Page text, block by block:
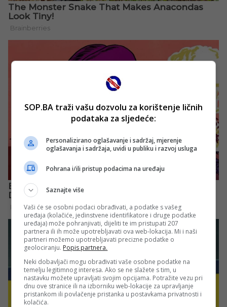
SOP.BA traži vašu dozvolu za korištenje ličnih
podataka za sljedeće:
Personalizirano oglašavanje i sadržaj, mjerenje
oglašavanja i sadržaja, uvidi u publiku i razvoj usluga
Pohrana i/ili pristup podacima na uređaju
Saznajte više
Vaši će se osobni podaci obrađivati, a podatke s vašeg
uređaja (kolačiće, jedinstvene identifikatore i druge podatke
uređaja) može pohranjivati, dijeliti te im pristupati 207
partnera ili ih može upotrebljavati ova web-lokacija. Mi i naši
partneri možemo upotrebljavati precizne podatke o
geolociranju. Popis partnera.
Neki dobavljači mogu obrađivati vaše osobne podatke na
temelju legitimnog interesa. Ako se ne slažete s tim, u
nastavku možete upravljati svojim opcijama. Potražite vezu pri
dnu ove stranice ili na izborniku web-lokacije za upravljanje
pristankom ili povlačenje pristanka u postavkama privatnosti i
kolačića.